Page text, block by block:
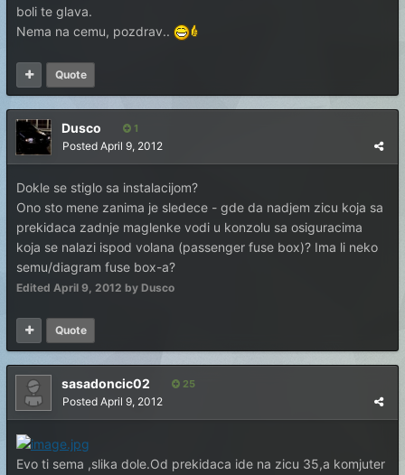
boli te glava.
Nema na cemu, pozdrav..
Quote
Dusco 1
Posted April 9, 2012
Dokle se stiglo sa instalacijom?
Ono sto mene zanima je sledece - gde da nadjem zicu koja sa
prekidaca zadnje maglenke vodi u konzolu sa osiguracima
koja se nalazi ispod volana (passenger fuse box)? Ima li neko
semu/diagram fuse box-a?
Edited April 9, 2012 by Dusco
Quote
sasadoncic02 25
Posted April 9, 2012
Evo ti sema ,slika dole.Od prekidaca ide na zicu 35,a komjuter